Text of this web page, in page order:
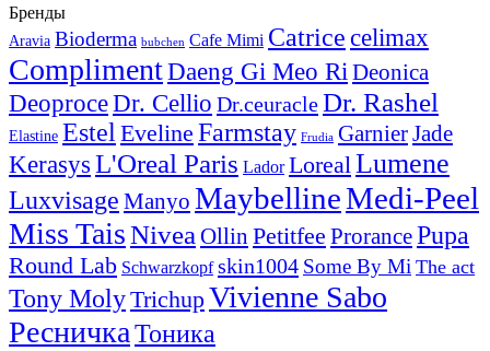
Бренды
Aravia Bioderma bubchen Cafe Mimi Catrice celimax
ComplimentDaeng Gi Meo RiDeonica
DeoproceDr. Cellio Dr.ceuracleDr. Rashel
Elastine EstelEveline Farmstay Frudia GarnierJade
Kerasys L'Oreal Paris Lador LorealLumene
Luxvisage Manyo MaybellineMedi-Peel
Miss TaisNivea Ollin Petitfee ProrancePupa
Round Lab Schwarzkopf skin1004 Some By Mi The act
Tony MolyTrichupVivienne Sabo
РесничкаТоника